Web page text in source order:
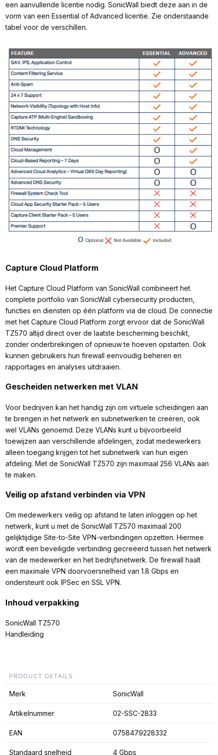
een aanvullende licentie nodig. SonicWall biedt deze aan in de
vorm van een Essential of Advanced licentie. Zie onderstaande
tabel voor de verschillen.
Capture Cloud Platform
Het Capture Cloud Platform van SonicWall combineert het
complete portfolio van SonicWall cybersecurity producten,
functies en diensten op één platform via de cloud. De connectie
met het Capture Cloud Platform zorgt ervoor dat de SonicWall
TZ570 altijd direct over de laatste bescherming beschikt,
zonder onderbrekingen of opnieuw te hoeven opstarten. Ook
kunnen gebruikers hun firewall eenvoudig beheren en
rapportages en analyses uitdraaien.
Gescheiden netwerken met VLAN
Voor bedrijven kan het handig zijn om virtuele scheidingen aan
te brengen in het netwerk en subnetwerken te creëren, ook
wel VLANs genoemd. Deze VLANs kunt u bijvoorbeeld
toewijzen aan verschillende afdelingen, zodat medewerkers
alleen toegang krijgen tot het subnetwerk van hun eigen
afdeling. Met de SonicWall TZ570 zijn maximaal 256 VLANs aan
te maken.
Veilig op afstand verbinden via VPN
Om medewerkers veilig op afstand te laten inloggen op het
netwerk, kunt u met de SonicWall TZ570 maximaal 200
gelijktijdige Site-to-Site VPN-verbindingen opzetten. Hiermee
wordt een beveiligde verbinding gecreëerd tussen het netwerk
van de medewerker en het bedrijfsnetwerk. De firewall haalt
een maximale VPN doorvoersnelheid van 1.8 Gbps en
ondersteunt ook IPSec en SSL VPN.
Inhoud verpakking
SonicWall TZ570
Handleiding
PRODUCT DETAILS
Merk SonicWall
Artikelnummer 02-SSC-2833
EAN 0758479228332
Standaard snelheid 4 Gbps